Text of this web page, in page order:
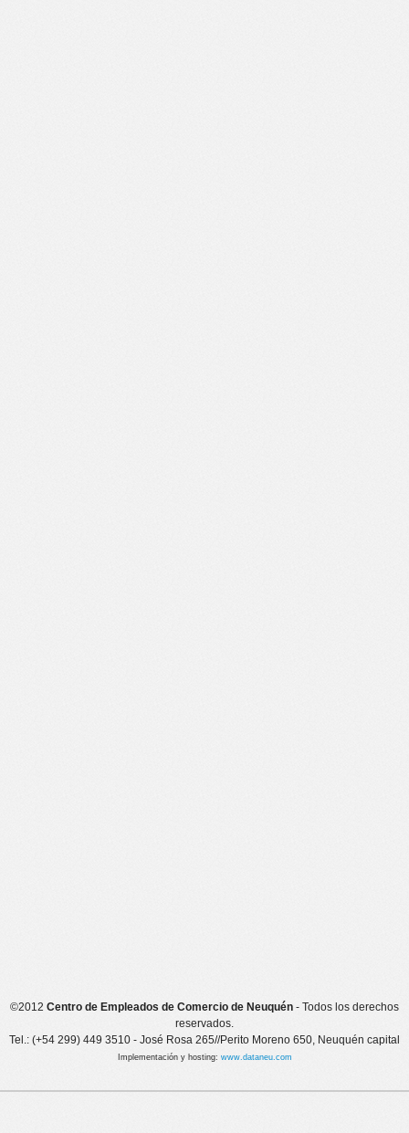
©2012 Centro de Empleados de Comercio de Neuquén - Todos los derechos
reservados.
Tel.: (+54 299) 449 3510 - José Rosa 265//Perito Moreno 650, Neuquén capital
Implementación y hosting: www.dataneu.com